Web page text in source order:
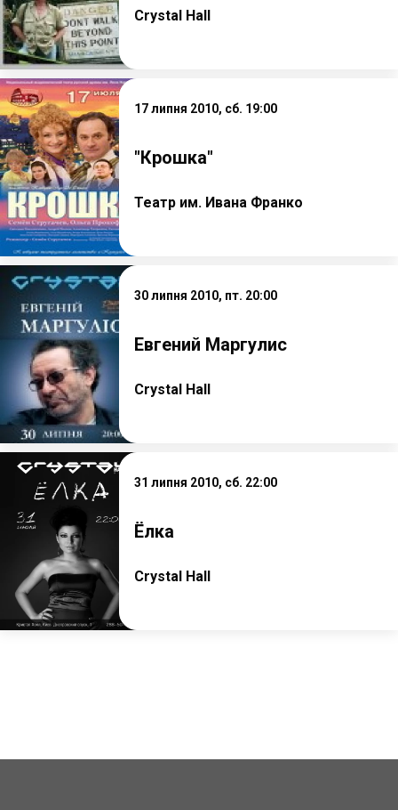
Crystal Hall
17 липня 2010, сб. 19:00
"Крошка"
Театр им. Ивана Франко
30 липня 2010, пт. 20:00
Евгений Маргулис
Crystal Hall
31 липня 2010, сб. 22:00
Ёлка
Crystal Hall